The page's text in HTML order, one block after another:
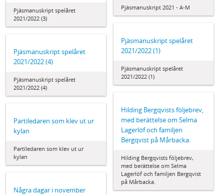
Pjäsmanuskript spelåret
2021/2022 (3)
Pjäsmanuskript 2021 - A-M
Pjäsmanuskript spelåret
2021/2022 (1)
Pjäsmanuskript spelåret
2021/2022 (1)
Pjäsmanuskript spelåret
2021/2022 (4)
Pjäsmanuskript spelåret
2021/2022 (4)
Hilding Bergqvists följebrev,
med berättelse om Selma
Lagerlöf och familjen
Bergqvist på Mårbacka.
Hilding Bergqvists följebrev,
med berättelse om Selma
Lagerlöf och familjen Bergqvist
på Mårbacka.
Partiledaren som klev ut ur
kylan
Partiledaren som klev ut ur
kylan
Några dagar i november